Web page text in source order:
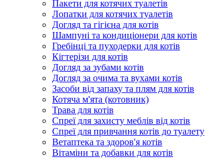
Пакети для котячих туалетів
Лопатки для котячих туалетів
Догляд та гігієна для котів
Шампуні та кондиціонери для котів
Гребінці та пуходерки для котів
Кігтерізи для котів
Догляд за зубами котів
Догляд за очима та вухами котів
Засоби від запаху та плям для котів
Котяча м'ята (котовник)
Трава для котів
Спреї для захисту меблів від котів
Спреї для привчання котів до туалету
Ветаптека та здоров'я котів
Вітаміни та добавки для котів